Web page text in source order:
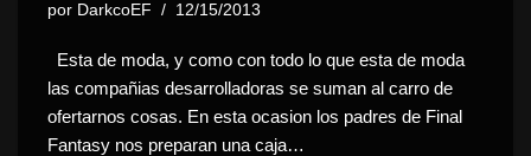
por DarkcoEF 12/15/2013
Esta de moda, y como con todo lo que esta de moda
las compañias desarrolladoras se suman al carro de
ofertarnos cosas. En esta ocasion los padres de Final
Fantasy nos preparan una caja…